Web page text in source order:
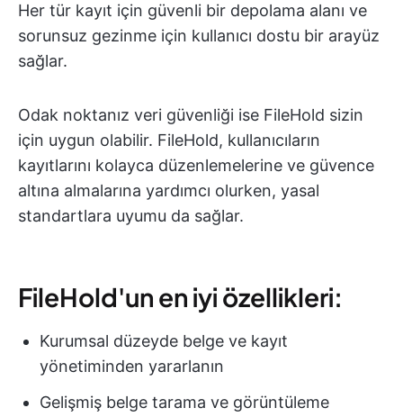
Her tür kayıt için güvenli bir depolama alanı ve
sorunsuz gezinme için kullanıcı dostu bir arayüz
sağlar.
Odak noktanız veri güvenliği ise FileHold sizin
için uygun olabilir. FileHold, kullanıcıların
kayıtlarını kolayca düzenlemelerine ve güvence
altına almalarına yardımcı olurken, yasal
standartlara uyumu da sağlar.
FileHold'un en iyi özellikleri:
Kurumsal düzeyde belge ve kayıt
yönetiminden yararlanın
Gelişmiş belge tarama ve görüntüleme